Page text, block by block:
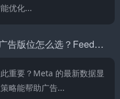
优化...
2026 Facebook 广告版位怎么选？Feed、Reels、Stories 全攻略
重要？Meta 的最新数据显
略能帮助广告...